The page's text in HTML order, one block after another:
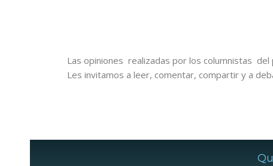
Las opiniones realizadas por los columnistas
Les invitamos a leer, comentar, compartir y a